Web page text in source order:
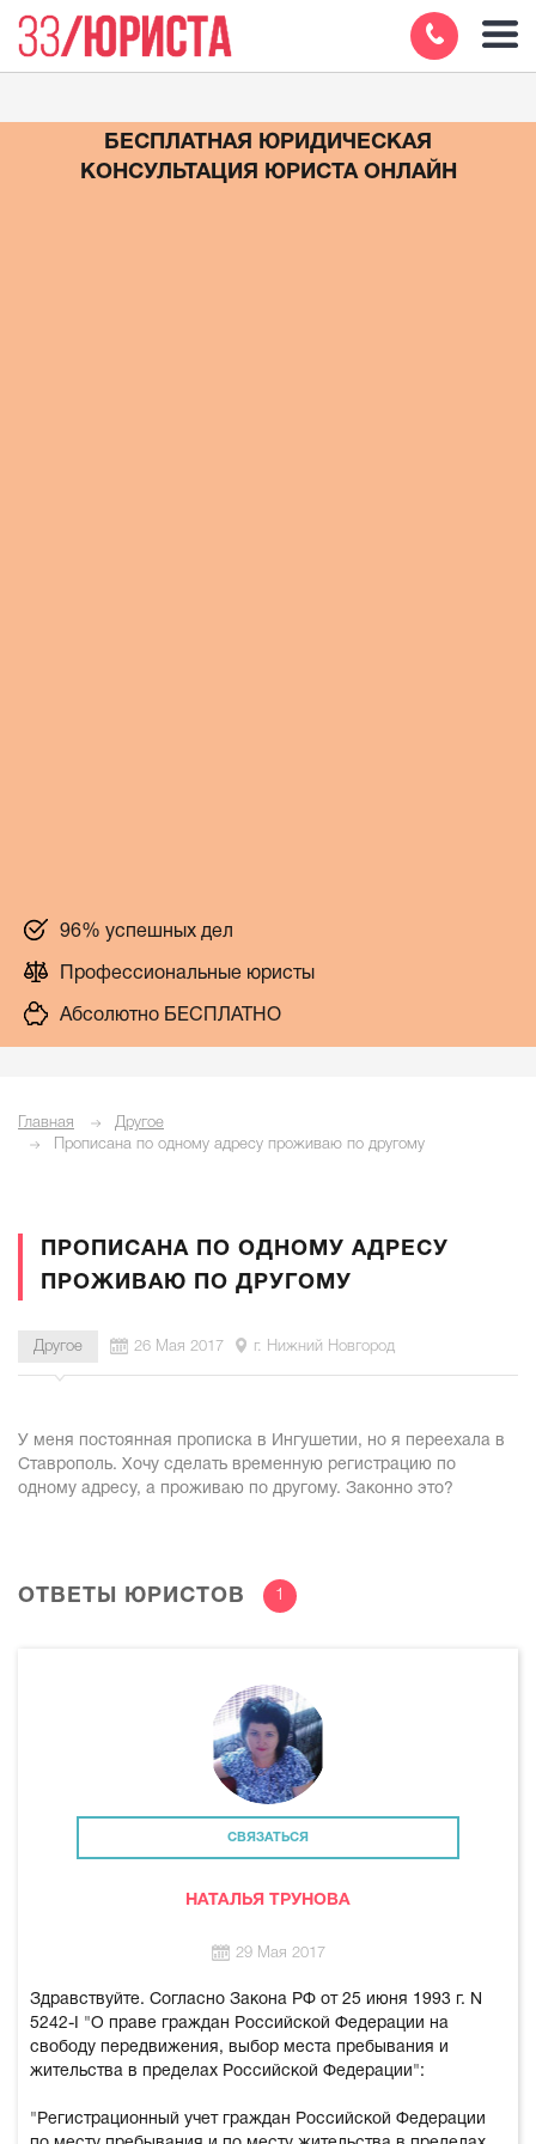
БЕСПЛАТНАЯ ЮРИДИЧЕСКАЯ
КОНСУЛЬТАЦИЯ ЮРИСТА ОНЛАЙН
96% успешных дел
Профессиональные юристы
Абсолютно БЕСПЛАТНО
Главная
Другое
Прописана по одному адресу проживаю по другому
ПРОПИСАНА ПО ОДНОМУ АДРЕСУ
ПРОЖИВАЮ ПО ДРУГОМУ
Другое 26 Мая 2017 г. Нижний Новгород
У меня постоянная прописка в Ингушетии, но я переехала в
Ставрополь. Хочу сделать временную регистрацию по
одному адресу, а проживаю по другому. Законно это?
ОТВЕТЫ ЮРИСТОВ 1
СВЯЗАТЬСЯ
НАТАЛЬЯ ТРУНОВА
29 Мая 2017
Здравствуйте. Согласно Закона РФ от 25 июня 1993 г. N
5242-I "О праве граждан Российской Федерации на
свободу передвижения, выбор места пребывания и
жительства в пределах Российской Федерации":
"Регистрационный учет граждан Российской Федерации